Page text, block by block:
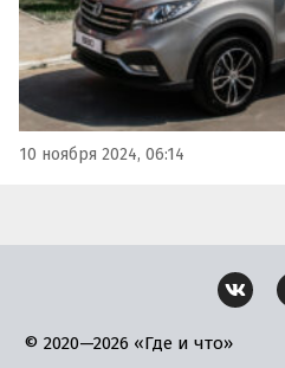
10 ноября 2024, 06:14
© 2020—2026 «Где и что»